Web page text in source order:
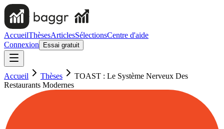
AccueilThèsesArticlesSélectionsCentre d'aide
Connexion
Essai gratuit
Accueil Thèses
TOAST : Le Système Nerveux Des
Restaurants Modernes